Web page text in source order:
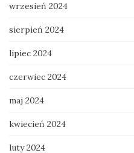
wrzesień 2024
sierpień 2024
lipiec 2024
czerwiec 2024
maj 2024
kwiecień 2024
luty 2024